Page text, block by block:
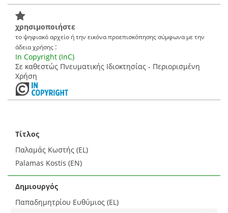
χρησιμοποιήστε
το ψηφιακό αρχείο ή την εικόνα προεπισκόπησης σύμφωνα με την
άδεια χρήσης :
In Copyright (InC)
Σε καθεστώς Πνευματικής Ιδιοκτησίας - Περιορισμένη
Χρήση
Τίτλος
Παλαμάς Κωστής (EL)
Palamas Kostis (EN)
Δημιουργός
Παπαδημητρίου Ευθύμιος (EL)